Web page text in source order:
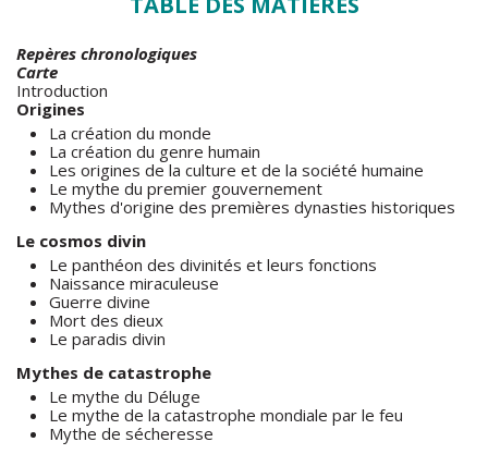
Repères chronologiques
Carte
Introduction
Origines
La création du monde
La création du genre humain
Les origines de la culture et de la société humaine
Le mythe du premier gouvernement
Mythes d'origine des premières dynasties historiques
Le cosmos divin
Le panthéon des divinités et leurs fonctions
Naissance miraculeuse
Guerre divine
Mort des dieux
Le paradis divin
Mythes de catastrophe
Le mythe du Déluge
Le mythe de la catastrophe mondiale par le feu
Mythe de sécheresse